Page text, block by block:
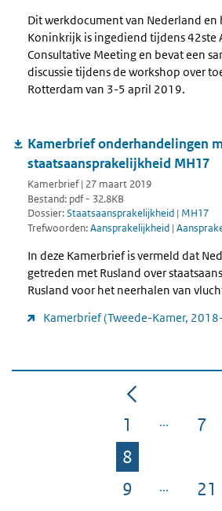
Dit werkdocument van Nederland en
Koninkrijk is ingediend tijdens 42ste
Consultative Meeting en bevat een
discussie tijdens de workshop over
Rotterdam van 3-5 april 2019.
Kamerbrief onderhandelingen
staatsaansprakelijkheid MH17
Kamerbrief | 27 maart 2019
Bestand: pdf - 32.8KB
Dossier:Staatsaansprakelijkheid | MH17
Trefwoorden:Aansprakelijkheid |
In deze Kamerbrief is vermeld dat
getreden met Rusland over
Rusland voor het neerhalen van
Kamerbrief (Tweede-Kamer,
Pagina
1 7
Pagina
8
Pagina
9 21